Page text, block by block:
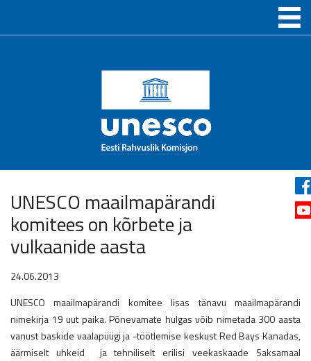
UNESCO maailmapärandi
komitees on kõrbete ja
vulkaanide aasta
24.06.2013
UNESCO maailmapärandi komitee lisas tänavu maailmapärandi
nimekirja 19 uut paika. Põnevamate hulgas võib nimetada 300 aasta
vanust baskide vaalapüügi ja -töötlemise keskust Red Bays Kanadas,
äärmiselt uhkeid ja tehniliselt erilisi veekaskaade Saksamaal